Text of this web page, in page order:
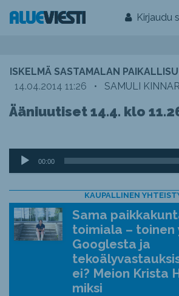
Kirjaudu
ISKELMÄ SASTAMALAN
14.04.2014 11:26
• SAMULI
Ääniuutiset 14.4. klo
Äänitoistin
00:00
KAUPALLINEN
Sama
toimiala – toinen
Googlesta ja
ei? Meion Krista
miksi